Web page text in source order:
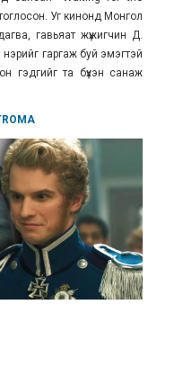
Уг кинонд Монгол
гавьяат жүжигчин Д.
гаргаж буй эмэгтэй
гэдгийг та бүхэн санаж